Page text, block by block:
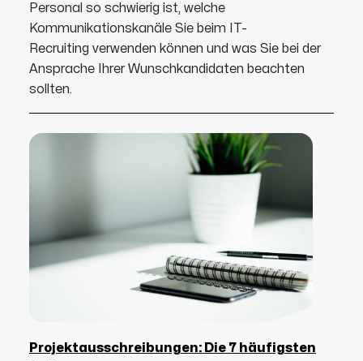
Personal so schwierig ist, welche
Kommunikationskanäle Sie beim IT-
Recruiting verwenden können und was Sie bei der
Ansprache Ihrer Wunschkandidaten beachten
sollten.
Projektausschreibungen: Die 7 häufigsten